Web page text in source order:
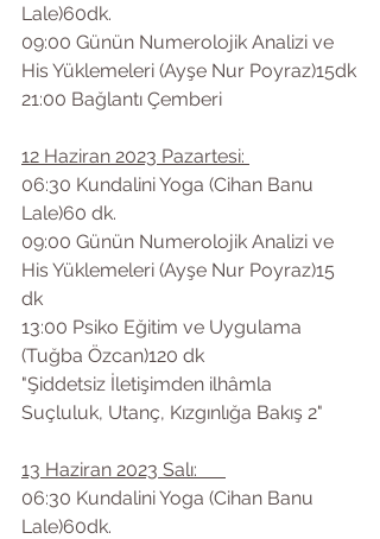
Lale)60dk.
09:00 Günün Numerolojik Analizi ve
His Yüklemeleri (Ayşe Nur Poyraz)15dk
21:00 Bağlantı Çemberi
12 Haziran 2023 Pazartesi:
06:30 Kundalini Yoga (Cihan Banu
Lale)60 dk.
09:00 Günün Numerolojik Analizi ve
His Yüklemeleri (Ayşe Nur Poyraz)15
dk
13:00 Psiko Eğitim ve Uygulama
(Tuğba Özcan)120 dk
"Şiddetsiz İletişimden ilhâmla
Suçluluk, Utanç, Kızgınlığa Bakış 2"
13 Haziran 2023 Salı:
06:30 Kundalini Yoga (Cihan Banu
Lale)60dk.